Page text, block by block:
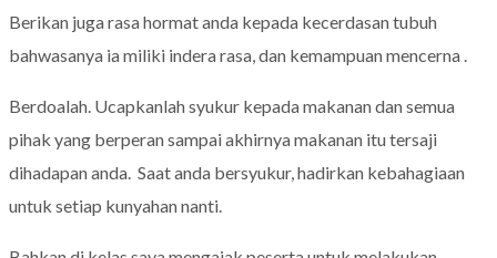
Berikan juga rasa hormat anda kepada kecerdasan tubuh
bahwasanya ia miliki indera rasa, dan kemampuan mencerna .
Berdoalah. Ucapkanlah syukur kepada makanan dan semua
pihak yang berperan sampai akhirnya makanan itu tersaji
dihadapan anda. Saat anda bersyukur, hadirkan kebahagiaan
untuk setiap kunyahan nanti.